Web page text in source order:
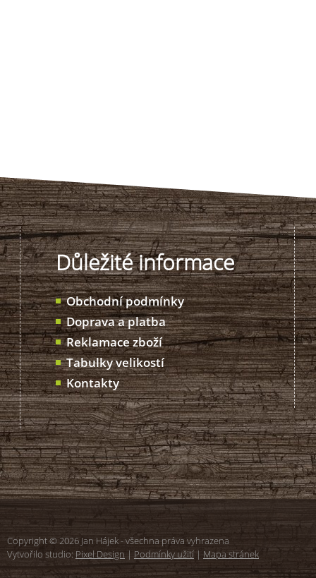
Důležité informace
Obchodní podmínky
Doprava a platba
Reklamace zboží
Tabulky velikostí
Kontakty
Copyright © 2026 Jan Hájek - všechna práva vyhrazena
Vytvořilo studio: Pixel Design | Podmínky užití | Mapa stránek